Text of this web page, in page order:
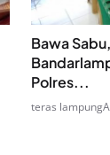
Bawa
Polres...
teras lampung